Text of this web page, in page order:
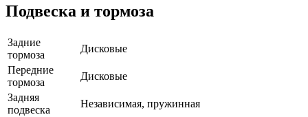
Подвеска и тормоза
Задние
тормоза
Дисковые
Передние
тормоза
Дисковые
Задняя
подвеска
Независимая, пружинная